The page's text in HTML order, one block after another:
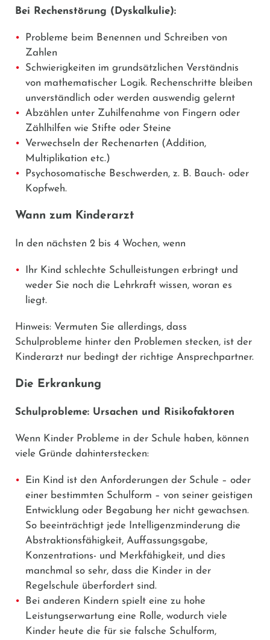
Bei Rechenstörung (Dyskalkulie):
Probleme beim Benennen und Schreiben von
Zahlen
Schwierigkeiten im grundsätzlichen Verständnis
von mathematischer Logik. Rechenschritte bleiben
unverständlich oder werden auswendig gelernt
Abzählen unter Zuhilfenahme von Fingern oder
Zählhilfen wie Stifte oder Steine
Verwechseln der Rechenarten (Addition,
Multiplikation etc.)
Psychosomatische Beschwerden, z. B. Bauch- oder
Kopfweh.
Wann zum Kinderarzt
In den nächsten 2 bis 4 Wochen, wenn
Ihr Kind schlechte Schulleistungen erbringt und
weder Sie noch die Lehrkraft wissen, woran es
liegt.
Hinweis: Vermuten Sie allerdings, dass
Schulprobleme hinter den Problemen stecken, ist der
Kinderarzt nur bedingt der richtige Ansprechpartner.
Die Erkrankung
Schulprobleme: Ursachen und Risikofaktoren
Wenn Kinder Probleme in der Schule haben, können
viele Gründe dahinterstecken:
Ein Kind ist den Anforderungen der Schule – oder
einer bestimmten Schulform – von seiner geistigen
Entwicklung oder Begabung her nicht gewachsen.
So beeinträchtigt jede Intelligenzminderung die
Abstraktionsfähigkeit, Auffassungsgabe,
Konzentrations- und Merkfähigkeit, und dies
manchmal so sehr, dass die Kinder in der
Regelschule überfordert sind.
Bei anderen Kindern spielt eine zu hohe
Leistungserwartung eine Rolle, wodurch viele
Kinder heute die für sie falsche Schulform,